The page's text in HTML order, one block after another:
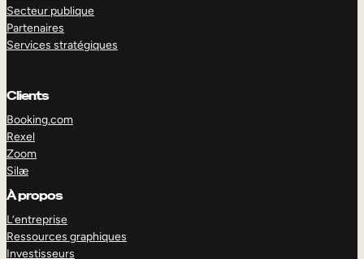
Secteur publique
Partenaires
Services stratégiques
Clients
Booking.com
Rexel
Zoom
Silæ
À propos
L’entreprise
Ressources graphiques
Investisseurs